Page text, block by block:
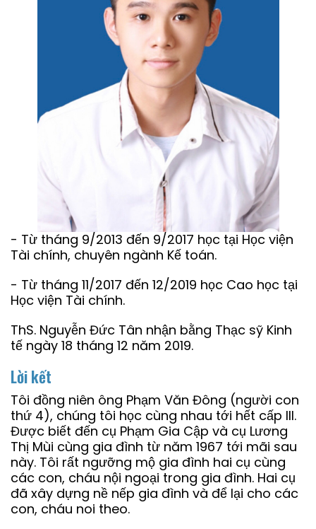
- Từ tháng 9/2013 đến 9/2017 học tại Học viện
Tài chính, chuyên ngành Kế toán.
- Từ tháng 11/2017 đến 12/2019 học Cao học tại
Học viện Tài chính.
ThS. Nguyễn Đức Tân nhận bằng Thạc sỹ Kinh
tế ngày 18 tháng 12 năm 2019.
Lời kết
Tôi đồng niên ông Phạm Văn Đông (người con
thứ 4), chúng tôi học cùng nhau tới hết cấp III.
Được biết đến cụ Phạm Gia Cập và cụ Lương
Thị Mùi cùng gia đình từ năm 1967 tới mãi sau
này. Tôi rất ngưỡng mộ gia đình hai cụ cùng
các con, cháu nội ngoại trong gia đình. Hai cụ
đã xây dựng nề nếp gia đình và để lại cho các
con, cháu noi theo.